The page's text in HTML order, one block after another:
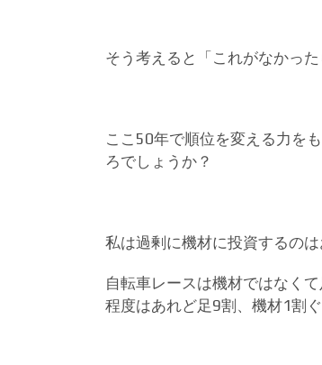
そう考えると「これがなかっ
ここ50年で順位を変える力を
ろでしょうか？
私は過剰に機材に投資するのは
自転車レースは機材ではなくて
程度はあれど足9割、機材1割